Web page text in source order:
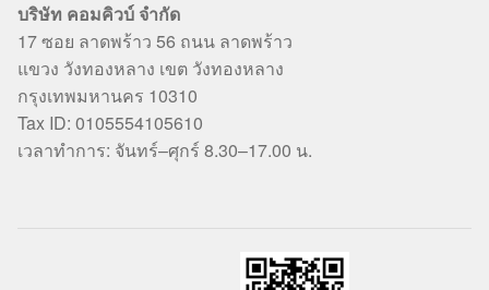
บริษัท คอมคิวบ์ จำกัด
17 ซอย ลาดพร้าว 56 ถนน ลาดพร้าว
แขวง วังทองหลาง เขต วังทองหลาง
กรุงเทพมหานคร 10310
Tax ID: 0105554105610
เวลาทำการ: จันทร์–ศุกร์ 8.30–17.00 น.